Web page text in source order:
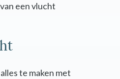
een vlucht
te maken met